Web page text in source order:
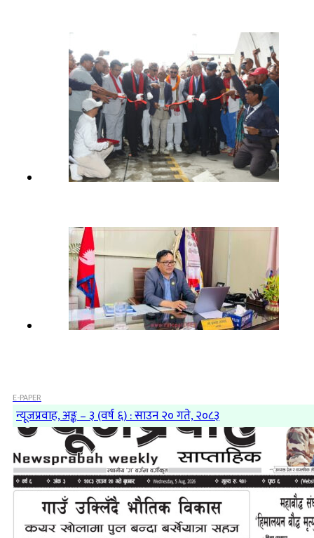
E-PAPER
न्यूजप्रवाह, अङ्क – ३ (वर्ष ६) : साउन २० गते, २०८३